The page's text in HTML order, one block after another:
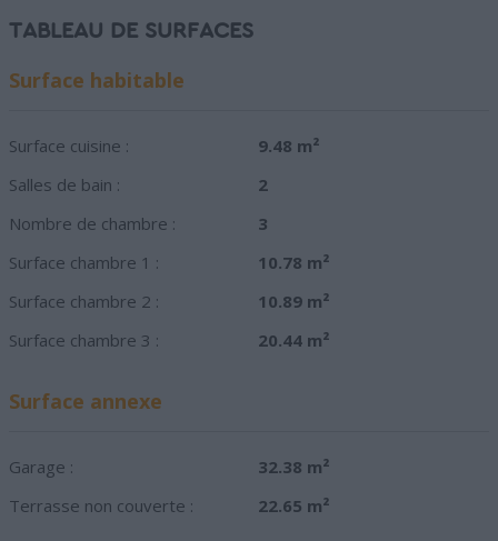
TABLEAU DE SURFACES
Surface habitable
Surface cuisine :
9.48 m²
Salles de bain :
2
Nombre de chambre :
3
Surface chambre 1 :
10.78 m²
Surface chambre 2 :
10.89 m²
Surface chambre 3 :
20.44 m²
Surface annexe
Garage :
32.38 m²
Terrasse non couverte :
22.65 m²